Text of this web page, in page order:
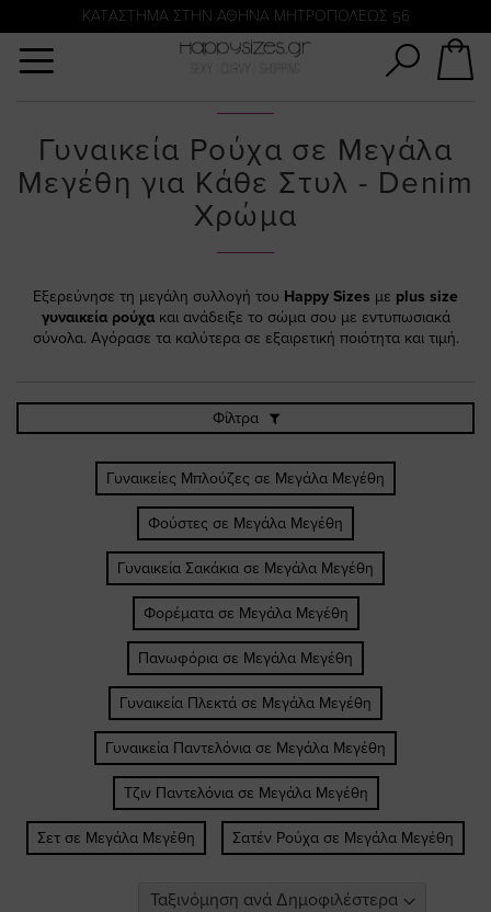
KATΑΣΤΗΜΑ ΣΤΗΝ ΑΘΗΝΑ ΜΗΤΡΟΠΟΛΕΩΣ 56
Γυναικεία Ρούχα σε Μεγάλα
Μεγέθη για Κάθε Στυλ - Denim
Χρώμα
Εξερεύνησε τη μεγάλη συλλογή του Happy Sizes με plus size
γυναικεία ρούχα και ανάδειξε το σώμα σου με εντυπωσιακά
σύνολα. Αγόρασε τα καλύτερα σε εξαιρετική ποιότητα και τιμή.
Φίλτρα
Γυναικείες Μπλούζες σε Μεγάλα Μεγέθη
Φούστες σε Μεγάλα Μεγέθη
Γυναικεία Σακάκια σε Μεγάλα Μεγέθη
Φορέματα σε Μεγάλα Μεγέθη
Πανωφόρια σε Μεγάλα Μεγέθη
Γυναικεία Πλεκτά σε Μεγάλα Μεγέθη
Γυναικεία Παντελόνια σε Μεγάλα Μεγέθη
Τζιν Παντελόνια σε Μεγάλα Μεγέθη
Σετ σε Μεγάλα Μεγέθη Σατέν Ρούχα σε Μεγάλα Μεγέθη
Αναζήτηση